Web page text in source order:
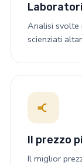
Analisi svolte
scienziati
Il prezzo
Il miglior